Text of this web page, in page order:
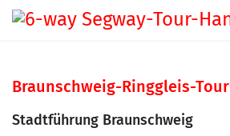
Braunschweig-Ringgleis-Tour
Stadtführung Braunschweig